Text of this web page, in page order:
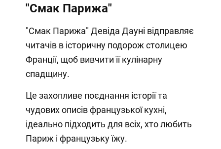
"Смак Парижа"
"Смак Парижа" Девіда Дауні відправляє
читачів в історичну подорож столицею
Франції, щоб вивчити її кулінарну
спадщину.
Це захопливе поєднання історії та
чудових описів французької кухні,
ідеально підходить для всіх, хто любить
Париж і французьку їжу.